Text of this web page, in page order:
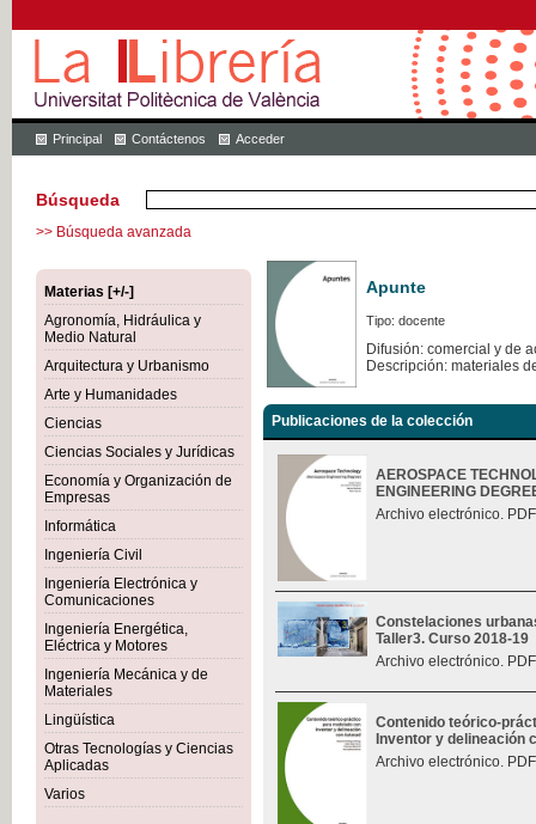
Principal Contáctenos Acceder
Búsqueda
>> Búsqueda avanzada
Materias [+/-]
Agronomía, Hidráulica y
Medio Natural
Arquitectura y Urbanismo
Arte y Humanidades
Ciencias
Ciencias Sociales y Jurídicas
Economía y Organización de
Empresas
Informática
Ingeniería Civil
Ingeniería Electrónica y
Comunicaciones
Ingeniería Energética,
Eléctrica y Motores
Ingeniería Mecánica y de
Materiales
Lingüística
Otras Tecnologías y Ciencias
Aplicadas
Varios
Apunte
Tipo: docente
Difusión: comercial y de
Descripción: materiales
Publicaciones de la colección
AEROSPACE
ENGINEERING
Archivo electrónico.
Constelaciones
Taller3. Curso 2018-19
Archivo electrónico.
Contenido teórico-
Inventor y delineación
Archivo electrónico.